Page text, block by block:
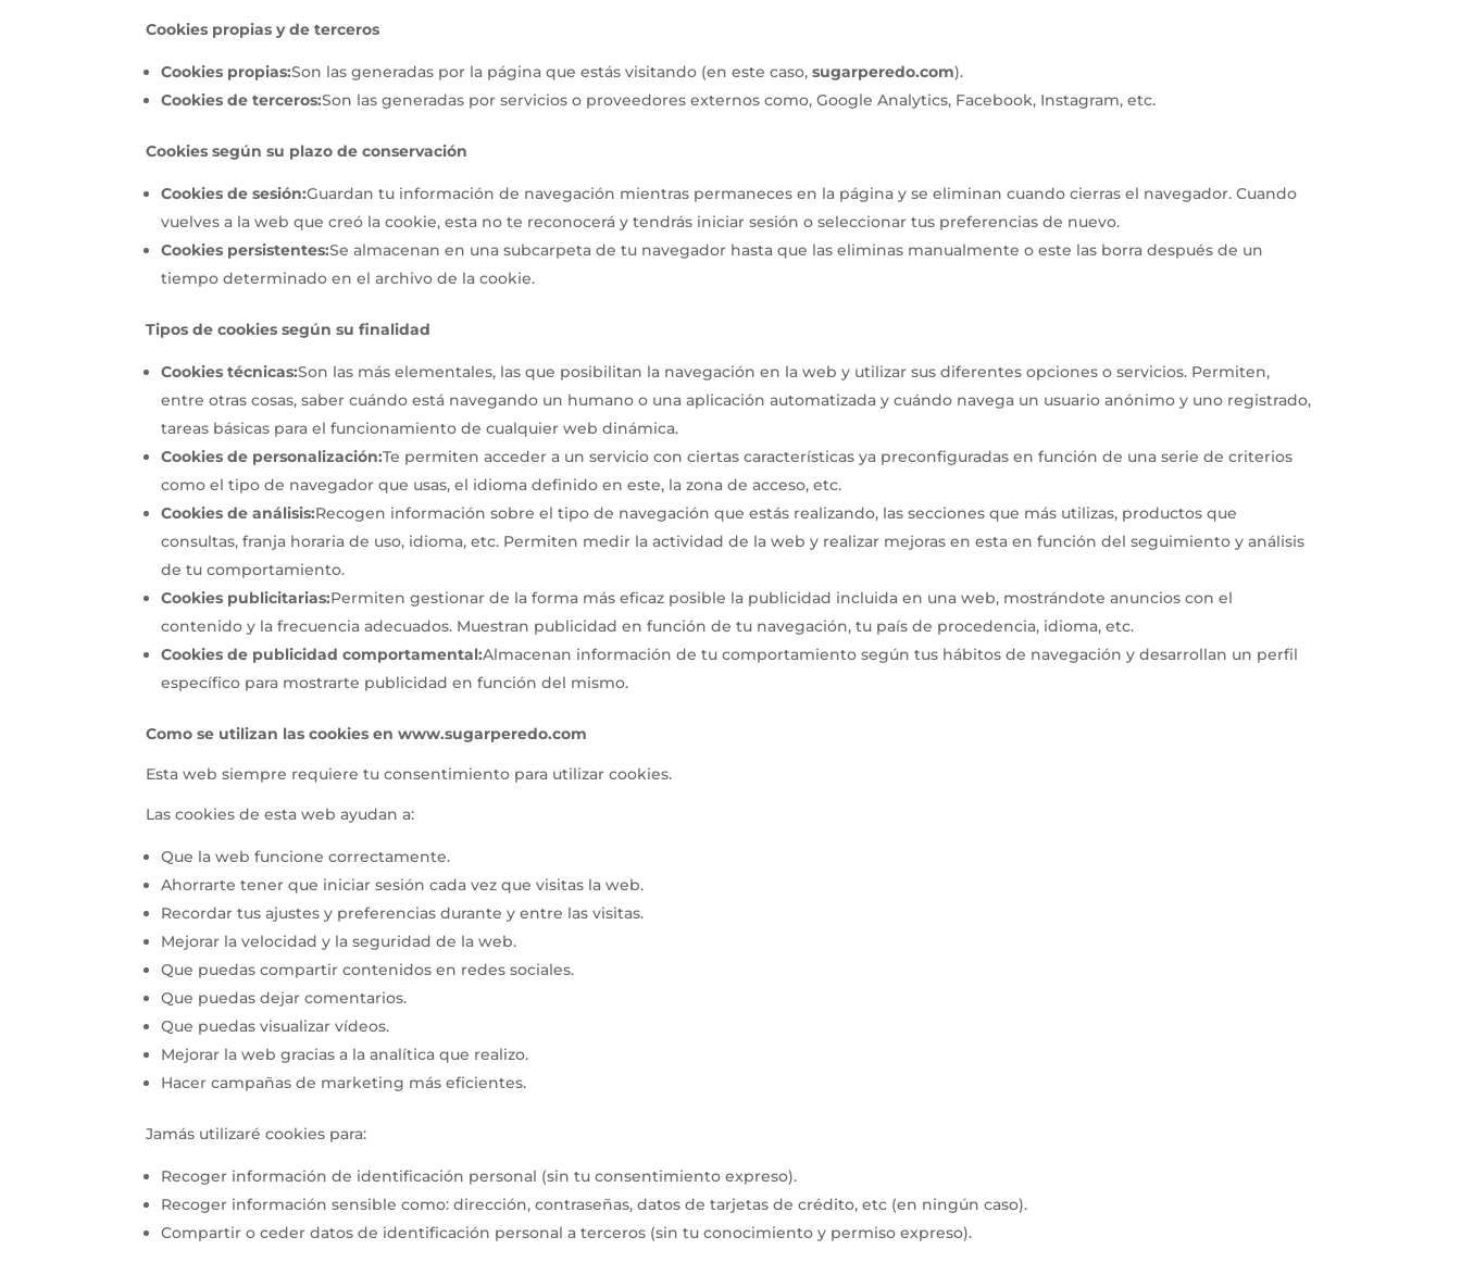
Cookies propias y de terceros
Cookies propias:Son las generadas por la página que estás visitando (en este caso,sugarperedo.com).
Cookies de terceros:Son las generadas por servicios o proveedores externos como, Google Analytics, Facebook, Instagram, etc.
Cookies según su plazo de conservación
Cookies de sesión:Guardan tu información de navegación mientras permaneces en la página y se eliminan cuando cierras el navegador. Cuando
vuelves a la web que creó la cookie, esta no te reconocerá y tendrás iniciar sesión o seleccionar tus preferencias de nuevo.
Cookies persistentes:Se almacenan en una subcarpeta de tu navegador hasta que las eliminas manualmente o este las borra después de un
tiempo determinado en el archivo de la cookie.
Tipos de cookies según su finalidad
Cookies técnicas:Son las más elementales, las que posibilitan la navegación en la web y utilizar sus diferentes opciones o servicios. Permiten,
entre otras cosas, saber cuándo está navegando un humano o una aplicación automatizada y cuándo navega un usuario anónimo y uno registrado,
tareas básicas para el funcionamiento de cualquier web dinámica.
Cookies de personalización:Te permiten acceder a un servicio con ciertas características ya preconfiguradas en función de una serie de criterios
como el tipo de navegador que usas, el idioma definido en este, la zona de acceso, etc.
Cookies de análisis:Recogen información sobre el tipo de navegación que estás realizando, las secciones que más utilizas, productos que
consultas, franja horaria de uso, idioma, etc. Permiten medir la actividad de la web y realizar mejoras en esta en función del seguimiento y análisis
de tu comportamiento.
Cookies publicitarias:Permiten gestionar de la forma más eficaz posible la publicidad incluida en una web, mostrándote anuncios con el
contenido y la frecuencia adecuados. Muestran publicidad en función de tu navegación, tu país de procedencia, idioma, etc.
Cookies de publicidad comportamental:Almacenan información de tu comportamiento según tus hábitos de navegación y desarrollan un perfil
específico para mostrarte publicidad en función del mismo.
Como se utilizan las cookies enwww.sugarperedo.com
Esta web siempre requiere tu consentimiento para utilizar cookies.
Las cookies de esta web ayudan a:
Que la web funcione correctamente.
Ahorrarte tener que iniciar sesión cada vez que visitas la web.
Recordar tus ajustes y preferencias durante y entre las visitas.
Mejorar la velocidad y la seguridad de la web.
Que puedas compartir contenidos en redes sociales.
Que puedas dejar comentarios.
Que puedas visualizar vídeos.
Mejorar la web gracias a la analítica que realizo.
Hacer campañas de marketing más eficientes.
Jamás utilizaré cookies para:
Recoger información de identificación personal (sin tu consentimiento expreso).
Recoger información sensible como: dirección, contraseñas, datos de tarjetas de crédito, etc (en ningún caso).
Compartir o ceder datos de identificación personal a terceros (sin tu conocimiento y permiso expreso).